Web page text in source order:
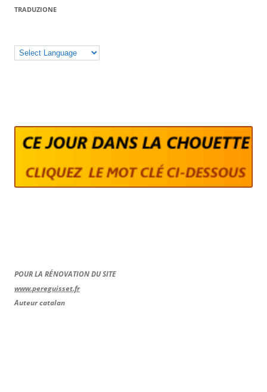
TRADUZIONE
POUR LA RÉNOVATION DU SITE
www.pereguisset.fr
Auteur catalan